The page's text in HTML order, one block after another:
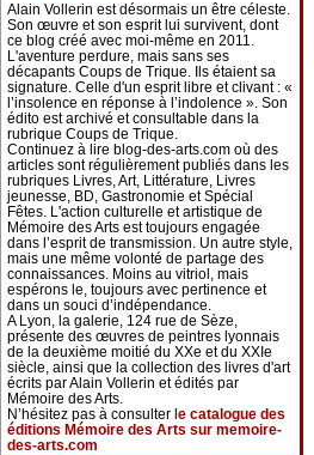
Alain Vollerin est désormais un être céleste.
Son œuvre et son esprit lui survivent, dont
ce blog créé avec moi-même en 2011.
L'aventure perdure, mais sans ses
décapants Coups de Trique. Ils étaient sa
signature. Celle d'un esprit libre et clivant : «
l’insolence en réponse à l’indolence ». Son
édito est archivé et consultable dans la
rubrique Coups de Trique.
Continuez à lire blog-des-arts.com où des
articles sont régulièrement publiés dans les
rubriques Livres, Art, Littérature, Livres
jeunesse, BD, Gastronomie et Spécial
Fêtes. L'action culturelle et artistique de
Mémoire des Arts est toujours engagée
dans l’esprit de transmission. Un autre style,
mais une même volonté de partage des
connaissances. Moins au vitriol, mais
espérons le, toujours avec pertinence et
dans un souci d’indépendance.
A Lyon, la galerie, 124 rue de Sèze,
présente des œuvres de peintres lyonnais
de la deuxième moitié du XXe et du XXIe
siècle, ainsi que la collection des livres d'art
écrits par Alain Vollerin et édités par
Mémoire des Arts.
N’hésitez pas à consulter l e catalogue des
éditions Mémoire des Arts sur memoire-
des-arts.com